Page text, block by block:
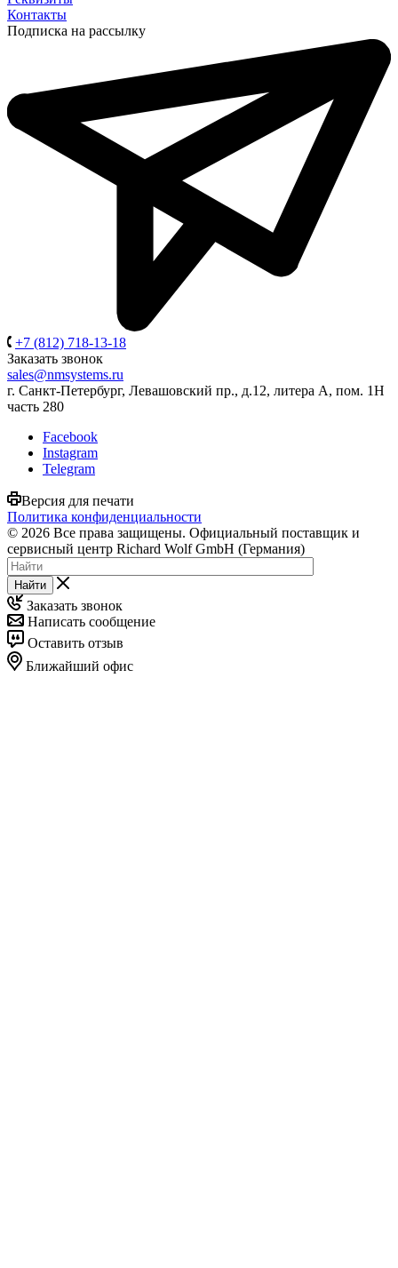
Контакты
Подписка на рассылку
+7 (812) 718-13-18
Заказать звонок
sales@nmsystems.ru
г. Санкт-Петербург, Левашовский пр., д.12, литера А, пом. 1Н
часть 280
Facebook
Instagram
Telegram
Версия для печати
Политика конфиденциальности
© 2026 Все права защищены. Официальный поставщик и
сервисный центр Richard Wolf GmbH (Германия)
Найти
Заказать звонок
Написать сообщение
Оставить отзыв
Ближайший офис